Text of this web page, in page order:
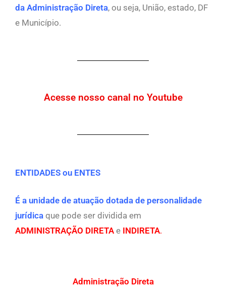
da Administração Direta, ou seja, União, estado, DF
e Município.
Acesse nosso canal no Youtube
ENTIDADES ou ENTES
É a unidade de atuação dotada de personalidade
jurídica que pode ser dividida em
ADMINISTRAÇÃO DIRETA e INDIRETA.
Administração Direta